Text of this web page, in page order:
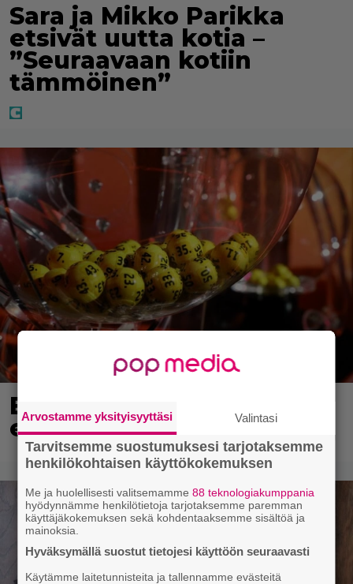
Sara ja Mikko Parikka
etsivät uutta kotia –
”Seuraavaan kotiin
tämmöinen”
Eurojackpotista 80 000
euroa Suomeen – tänne
Arvostamme yksityisyyttäsi Valintasi
Tarvitsemme suostumuksesi tarjotaksemme
henkilökohtaisen käyttökokemuksen
Me ja huolellisesti valitsemamme88 teknologiakumppania
hyödynnämme henkilötietoja tarjotaksemme paremman
käyttäjäkokemuksen sekä kohdentaaksemme sisältöä ja
mainoksia.
Hyväksymällä suostut tietojesi käyttöön seuraavasti
Käytämme laitetunnisteita ja tallennamme evästeitä